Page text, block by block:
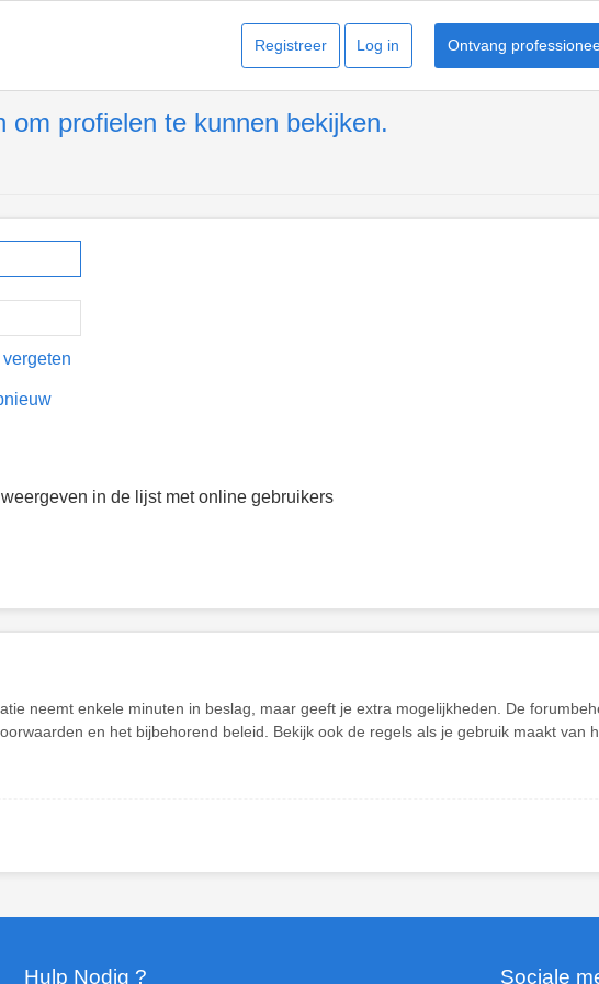
Ontvang
Log in
Registreer
profielen te kunnen bekijken.
in de lijst met online gebruikers
neemt enkele minuten in beslag, maar geeft je extra mogelijkheden. De
en het bijbehorend beleid. Bekijk ook de regels als je gebruik maakt van
Hulp Nodig ? Sociale